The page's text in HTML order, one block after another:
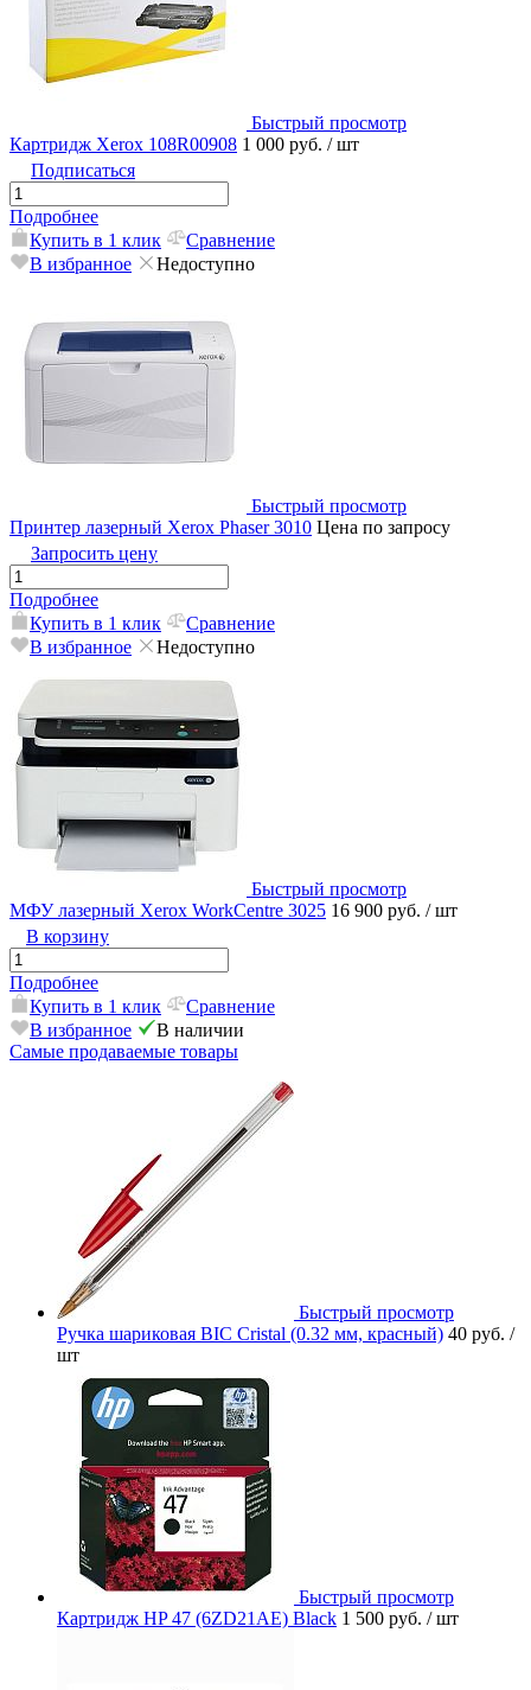
Быстрый просмотр
Картридж Xerox 108R00908 1 000 руб. / шт
Подписаться
Подробнее
Купить в 1 клик
Сравнение
В избранное
Недоступно
Быстрый просмотр
Принтер лазерный Xerox Phaser 3010 Цена по запросу
Запросить цену
Подробнее
Купить в 1 клик
Сравнение
В избранное
Недоступно
Быстрый просмотр
МФУ лазерный Xerox WorkCentre 3025 16 900 руб. / шт
В корзину
Подробнее
Купить в 1 клик
Сравнение
В избранное
В наличии
Самые продаваемые товары
Быстрый просмотр
Ручка шариковая BIC Cristal (0.32 мм, красный) 40 руб. /
шт
Быстрый просмотр
Картридж HP 47 (6ZD21AE) Black 1 500 руб. / шт